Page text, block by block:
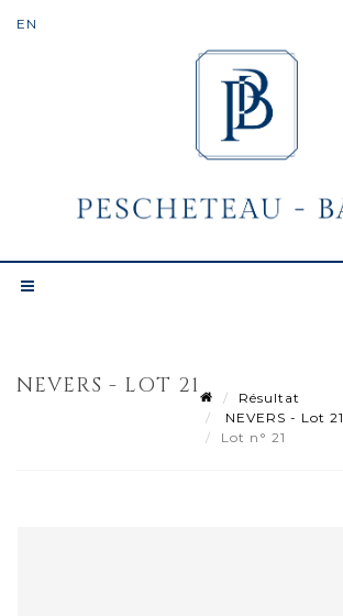
NEVERS - LOT 21
Résultat
NEVERS - Lot 21
Lot n° 21